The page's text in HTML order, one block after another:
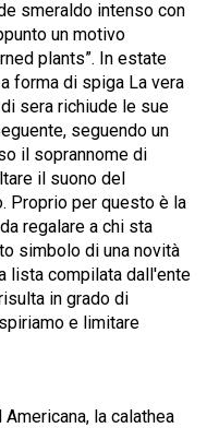
smeraldo intenso con
un motivo
plants”. In estate
forma di spiga La vera
sera richiude le sue
seguendo un
il soprannome di
il suono del
Proprio per questo è la
regalare a chi sta
simbolo di una novità
lista compilata dall'ente
in grado di
e limitare
la calathea